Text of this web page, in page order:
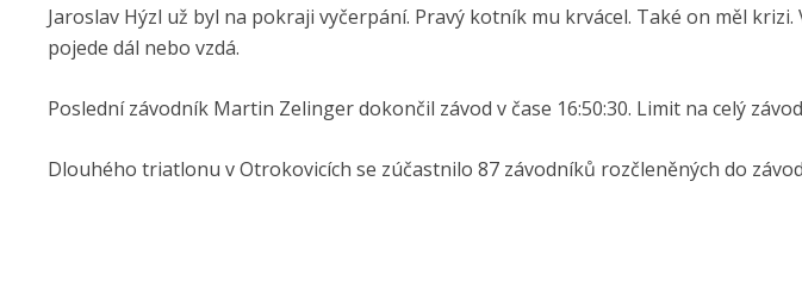
Jaroslav Hýzl už byl na pokraji vyčerpání. Pravý kotník mu krvácel. Také on měl
pojede dál nebo vzdá.
Poslední závodník Martin Zelinger dokončil závod v čase 16:50:30. Limit na celý
Dlouhého triatlonu v Otrokovicích se zúčastnilo 87 závodníků rozčleněných do